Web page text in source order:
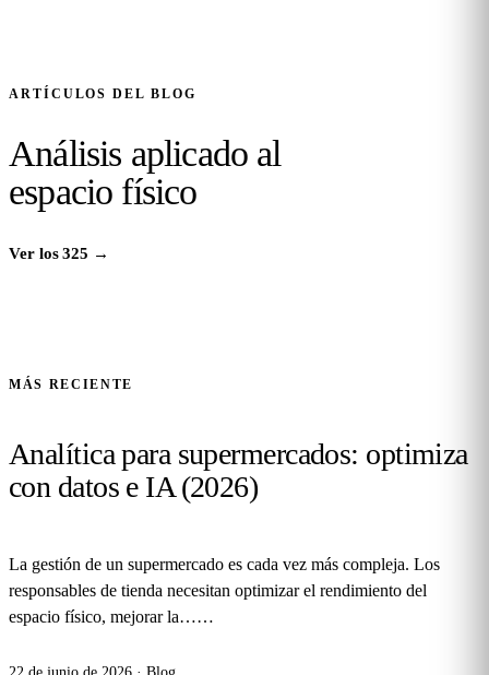
ARTÍCULOS DEL BLOG
Análisis aplicado al
espacio físico
Ver los 325 →
MÁS RECIENTE
Analítica para supermercados: optimiza
con datos e IA (2026)
La gestión de un supermercado es cada vez más compleja. Los
responsables de tienda necesitan optimizar el rendimiento del
espacio físico, mejorar la……